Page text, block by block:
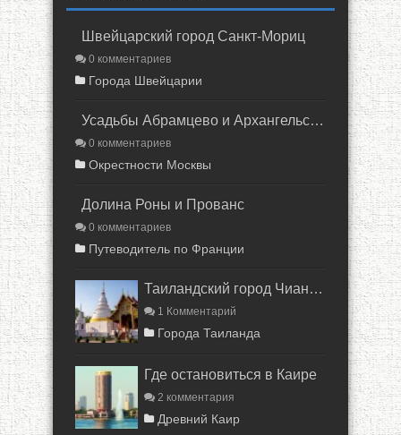
Швейцарский город Санкт-Мориц
0 комментариев
Города Швейцарии
Усадьбы Абрамцево и Архангельское
0 комментариев
Окрестности Москвы
Долина Роны и Прованс
0 комментариев
Путеводитель по Франции
Таиландский город Чиангмай
1 Комментарий
Города Таиланда
Где остановиться в Каире
2 комментария
Древний Каир